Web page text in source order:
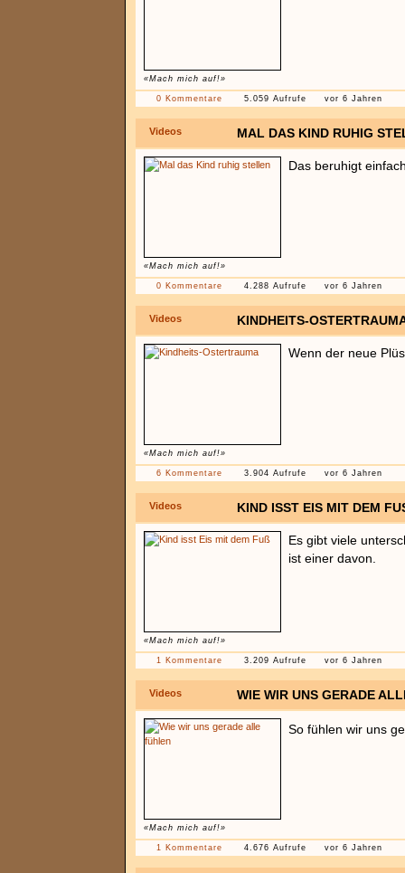
«Mach mich auf!»
0 Kommentare 5.059 Aufrufe vor 6 Jahren
Videos MAL DAS KIND RUHIG
«Mach mich auf!»
Das beruhigt
0 Kommentare 4.288 Aufrufe vor 6 Jahren
Videos KINDHEITS-
«Mach mich auf!»
Wenn der neue
6 Kommentare 3.904 Aufrufe vor 6 Jahren
Videos KIND ISST EIS MIT DEM
«Mach mich auf!»
Es gibt viele
ist einer davon.
1 Kommentare 3.209 Aufrufe vor 6 Jahren
Videos WIE WIR UNS GERADE
«Mach mich auf!»
So fühlen wir uns
1 Kommentare 4.676 Aufrufe vor 6 Jahren